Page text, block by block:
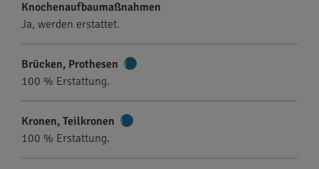
Knochenaufbaumaßnahmen
Ja, werden erstattet.
Brücken, Prothesen
100 % Erstattung.
Kronen, Teilkronen
100 % Erstattung.